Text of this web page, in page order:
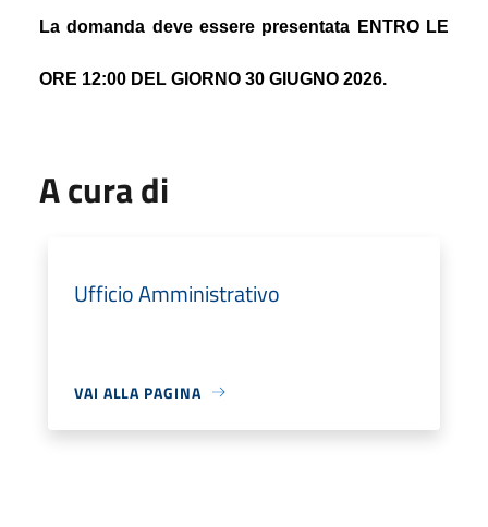
La domanda deve essere presentata ENTRO LE
ORE 12:00 DEL GIORNO 30 GIUGNO 2026.
A cura di
Ufficio Amministrativo
VAI ALLA PAGINA